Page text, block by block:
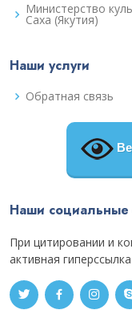
Министерство
Саха (Якутия)
Наши услуги
Обратная связь
Наши социальные
При цитировании и
активная